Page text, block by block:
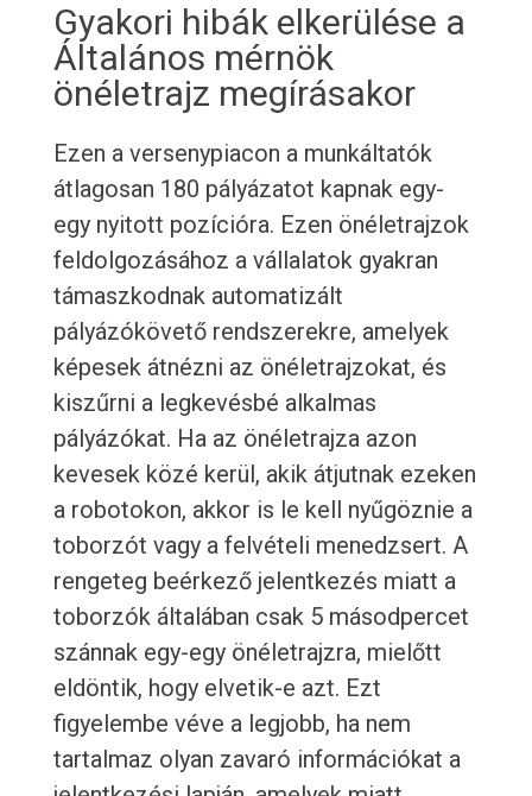
Gyakori hibák elkerülése a
Általános mérnök
önéletrajz megírásakor
Ezen a versenypiacon a munkáltatók
átlagosan 180 pályázatot kapnak egy-
egy nyitott pozícióra. Ezen önéletrajzok
feldolgozásához a vállalatok gyakran
támaszkodnak automatizált
pályázókövető rendszerekre, amelyek
képesek átnézni az önéletrajzokat, és
kiszűrni a legkevésbé alkalmas
pályázókat. Ha az önéletrajza azon
kevesek közé kerül, akik átjutnak ezeken
a robotokon, akkor is le kell nyűgöznie a
toborzót vagy a felvételi menedzsert. A
rengeteg beérkező jelentkezés miatt a
toborzók általában csak 5 másodpercet
szánnak egy-egy önéletrajzra, mielőtt
eldöntik, hogy elvetik-e azt. Ezt
figyelembe véve a legjobb, ha nem
tartalmaz olyan zavaró információkat a